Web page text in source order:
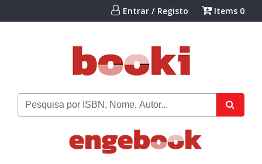
Entrar / Registo Items 0